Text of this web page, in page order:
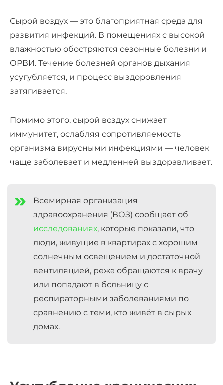
Сырой воздух — это благоприятная среда для
развития инфекций. В помещениях с высокой
влажностью обостряются сезонные болезни и
ОРВИ. Течение болезней органов дыхания
усугубляется, и процесс выздоровления
затягивается.
Помимо этого, сырой воздух снижает
иммунитет, ослабляя сопротивляемость
организма вирусными инфекциями — человек
чаще заболевает и медленней выздоравливает.
Всемирная организация
здравоохранения (ВОЗ) сообщает об
исследованиях, которые показали, что
люди, живущие в квартирах с хорошим
солнечным освещением и достаточной
вентиляцией, реже обращаются к врачу
или попадают в больницу с
респираторными заболеваниями по
сравнению с теми, кто живёт в сырых
домах.